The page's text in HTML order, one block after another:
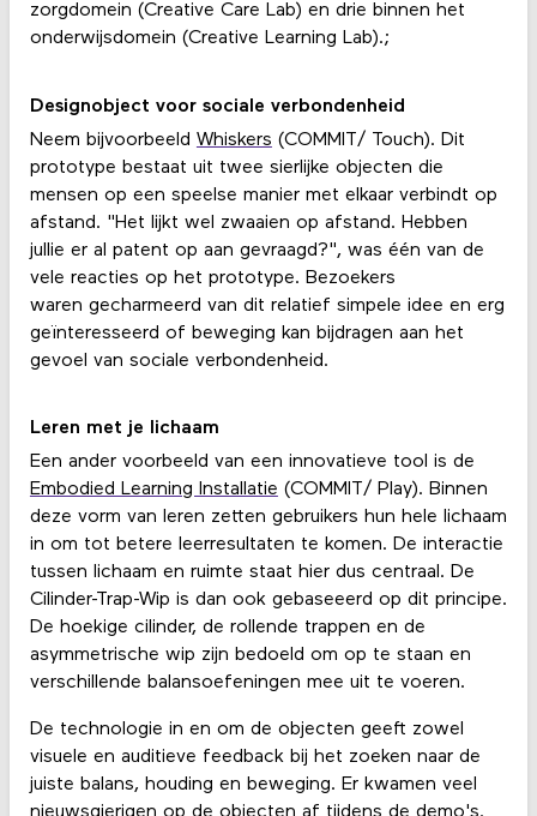
zorgdomein (Creative Care Lab) en drie binnen het
onderwijsdomein (Creative Learning Lab).;
Designobject voor sociale verbondenheid
Neem bijvoorbeeld Whiskers (COMMIT/ Touch). Dit
prototype bestaat uit twee sierlijke objecten die
mensen op een speelse manier met elkaar verbindt op
afstand. "Het lijkt wel zwaaien op afstand. Hebben
jullie er al patent op aan gevraagd?", was één van de
vele reacties op het prototype. Bezoekers
waren gecharmeerd van dit relatief simpele idee en erg
geïnteresseerd of beweging kan bijdragen aan het
gevoel van sociale verbondenheid.
Leren met je lichaam
Een ander voorbeeld van een innovatieve tool is de
Embodied Learning Installatie (COMMIT/ Play). Binnen
deze vorm van leren zetten gebruikers hun hele lichaam
in om tot betere leerresultaten te komen. De interactie
tussen lichaam en ruimte staat hier dus centraal. De
Cilinder-Trap-Wip is dan ook gebaseeerd op dit principe.
De hoekige cilinder, de rollende trappen en de
asymmetrische wip zijn bedoeld om op te staan en
verschillende balansoefeningen mee uit te voeren.
De technologie in en om de objecten geeft zowel
visuele en auditieve feedback bij het zoeken naar de
juiste balans, houding en beweging. Er kwamen veel